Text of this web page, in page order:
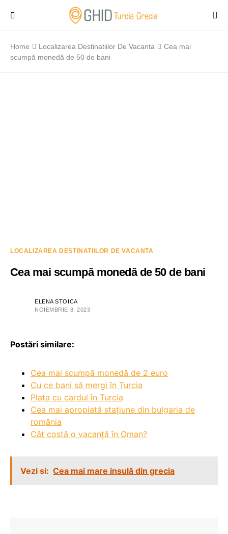
Home Localizarea Destinatiilor De Vacanta
Cea mai
scumpă monedă de 50 de bani
LOCALIZAREA DESTINATIILOR DE VACANTA
Cea mai scumpă monedă de 50 de bani
ELENA STOICA
NOIEMBRIE 8, 2023
Postări similare:
Cea mai scumpă monedă de 2 euro
Cu ce bani să mergi în Turcia
Plata cu cardul în Turcia
Cea mai apropiată stațiune din bulgaria de
românia
Cât costă o vacanță în Oman?
Vezi si: Cea mai mare insulă din grecia